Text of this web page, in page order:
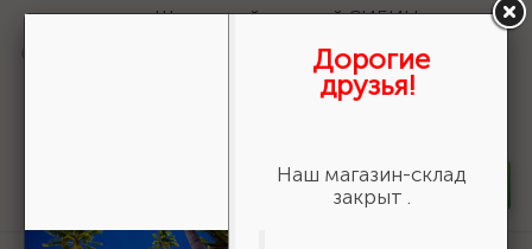
Шнур хозяйственный СИБИН,
+ шт
Дорогие
друзья!
Наш магазин-склад
закрыт .